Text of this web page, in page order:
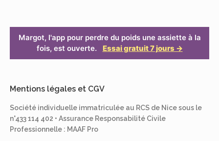
Margot, l'app pour perdre du poids une assiette à la
fois, est ouverte.
Essai gratuit 7 jours →
Mentions légales et CGV
Société individuelle immatriculée au RCS de Nice sous le
n°433 114 402 • Assurance Responsabilité Civile
Professionnelle : MAAF Pro